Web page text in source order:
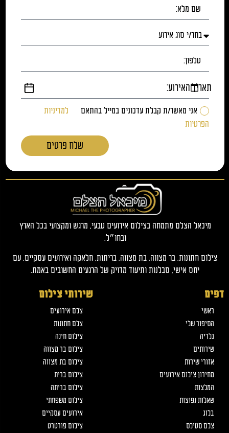
תאריך האירוע:
אני מאשר/ת קבלת עדכונים במייל בהתאם
למדיניות
הפרטיות
שלח פרטים
מיכאל הצלם מתמחה בצילום אירועים טבעי, מרגש ומקצועי בכל הארץ
ובחו״ל.
צילום חתונות, בר מצווה, בת מצווה, בריתות, חלאקה ואירועים עסקיים, עם
יחס אישי, סבלנות ותיעוד מדויק של הרגעים החשובים באמת.
דפים
ראשי
הסיפור שלי
גלריה
שירותים
אזורי שירות
מחירון צילום אירועים
המלצות
שאלות נפוצות
בלוג
צלם סטילס
שירותי צילום
צלם אירועים
צלם חתונות
צילום חינה
צילום בר מצווה
צילום בת מצווה
צילום ברית
צילום בריתה
צילום משפחתי
אירועים עסקיים
צילום פורטרט